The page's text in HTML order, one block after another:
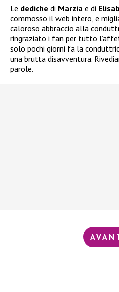
Le dediche di Marzia e di
commosso il web intero, e
caloroso abbraccio alla
ringraziato i fan per tutto
solo pochi giorni fa la
una brutta disavventura.
parole.